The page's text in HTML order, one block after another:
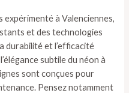
expérimenté à Valenciennes,
et des technologies
durabilité et l’efficacité
subtile du néon à
sont conçues pour
Pensez notamment